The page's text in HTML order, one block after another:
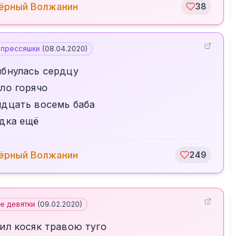
Волжанин 38
(08.04.2020)
сердцу
горячо
восемь баба
ещё
Волжанин 249
девятки (09.02.2020)
косяк травою туго